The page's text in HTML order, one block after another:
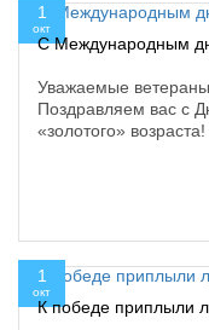
1
окт
С Международным
Уважаемые
Поздравляем вас с
«золотого»
1
окт
К победе приплыли